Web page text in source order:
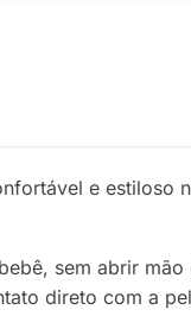
e estiloso
sem abrir
direto com a